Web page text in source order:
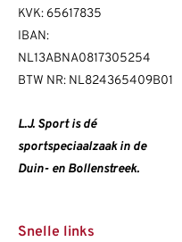
KVK: 65617835
IBAN:
NL13ABNA0817305254
BTW NR: NL824365409B01
L.J. Sport is dé
sportspeciaalzaak in de
Duin- en Bollenstreek.
Snelle links